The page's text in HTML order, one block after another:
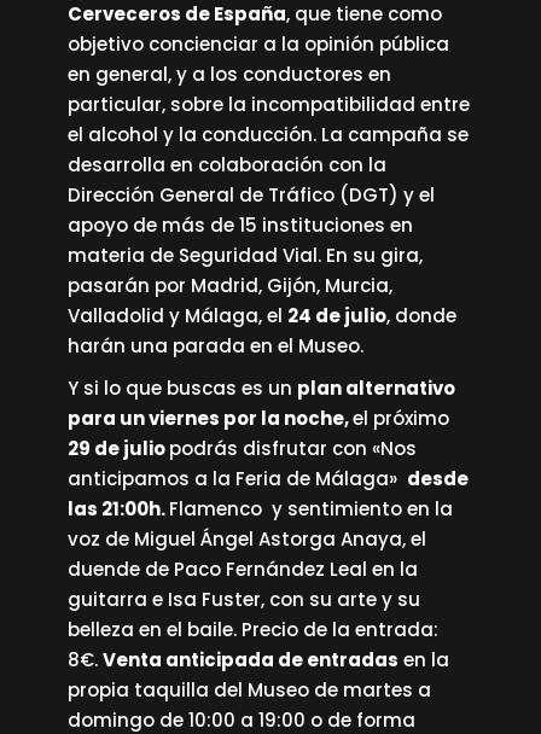
Cerveceros de España, que tiene como
objetivo concienciar a la opinión pública
en general, y a los conductores en
particular, sobre la incompatibilidad entre
el alcohol y la conducción. La campaña se
desarrolla en colaboración con la
Dirección General de Tráfico (DGT) y el
apoyo de más de 15 instituciones en
materia de Seguridad Vial. En su gira,
pasarán por Madrid, Gijón, Murcia,
Valladolid y Málaga, el 24 de julio, donde
harán una parada en el Museo.
Y si lo que buscas es un plan alternativo
para un viernes por la noche,el próximo
29 de juliopodrás disfrutar con «Nos
anticipamos a la Feria de Málaga» desde
las 21:00h.Flamenco y sentimiento en la
voz de Miguel Ángel Astorga Anaya, el
duende de Paco Fernández Leal en la
guitarra e Isa Fuster, con su arte y su
belleza en el baile. Precio de la entrada:
8€.Venta anticipada de entradas en la
propia taquilla del Museo de martes a
domingo de 10:00 a 19:00 o de forma